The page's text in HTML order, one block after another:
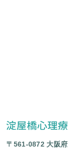
〒561-0872 大阪